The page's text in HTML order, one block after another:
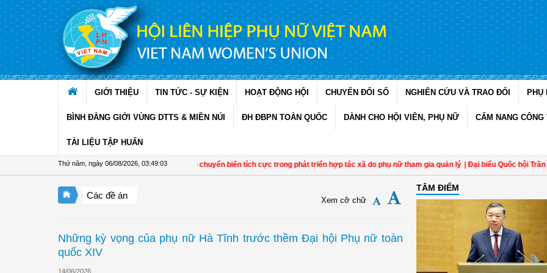
Truy cập nội dung luôn
GIỚI THIỆU TIN TỨC - SỰ KIỆN HOẠT ĐỘNG HỘI CHUYỂN ĐỔI SỐ NGHIÊN CỨU VÀ TRAO ĐỔI PHỤ
BÌNH ĐẲNG GIỚI VÙNG DTTS & MIỀN NÚI ĐH ĐBPN TOÀN QUỐC DÀNH CHO HỘI VIÊN, PHỤ NỮ CẨM NANG CÔNG
TÀI LIỆU TẬP HUẤN
Thứ năm, ngày 06/08/2026 03:49:04
Đề án 01 tạo chuyển biến tích cực trong phát triển hợp tác xã do phụ nữ tham gia quản lý | Đại biểu Quốc hội Trần Lan
Các đề án Xem cỡ chữ
Những kỳ vọng của phụ nữ Hà Tĩnh trước thềm Đại hội Phụ nữ toàn
quốc XIV
14/06/2026
TÂM ĐIỂM